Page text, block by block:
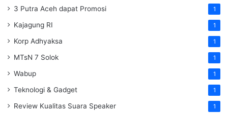
3 Putra Aceh dapat Promosi 1
Kajagung RI 1
Korp Adhyaksa 1
MTsN 7 Solok 1
Wabup 1
Teknologi & Gadget 1
Review Kualitas Suara Speaker 1